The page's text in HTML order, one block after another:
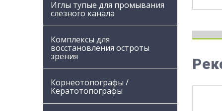
Иглы тупые для промывания
слезного канала
Комплексы для
восстановления остроты
зрения
Корнеотопографы /
Кератотопографы